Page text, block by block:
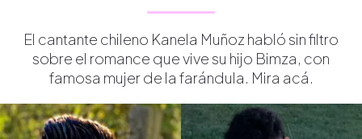
El cantante chileno Kanela Muñoz habló sin filtro
sobre el romance que vive su hijo Bimza, con
famosa mujer de la farándula. Mira acá.